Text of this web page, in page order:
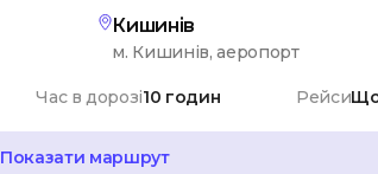
Кишинів
м. Кишинів, аеропорт
Час в дорозі10 годин Рейси
Показати маршрут